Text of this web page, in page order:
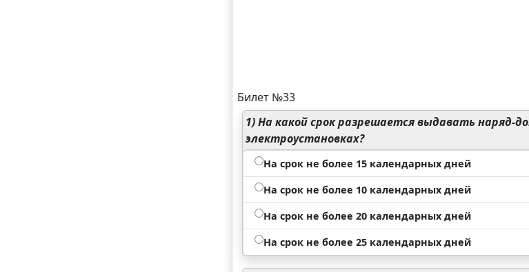
Билет №33
1)На какой срок разрешается выдавать наряд-
электроустановках?
На срок не более 15 календарных дней
На срок не более 10 календарных дней
На срок не более 20 календарных дней
На срок не более 25 календарных дней